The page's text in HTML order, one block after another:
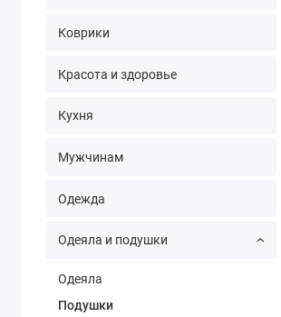
Коврики
Красота и здоровье
Кухня
Мужчинам
Одежда
Одеяла и подушки
Одеяла
Подушки